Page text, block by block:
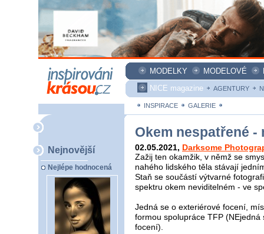
MODELKY MODELOVÉ
NICE magazine
AGENTURY
INSPIRACE GALERIE
Nejnovější
Nejlépe hodnocená
Okem nespatřené -
02.05.2021, Darksome
Zažij ten okamžik, v němž se
nahého lidského těla stávají
Staň se součástí výtvarné
spektru okem neviditelném - ve
Jedná se o exteriérové focení,
formou spolupráce TFP
focení).